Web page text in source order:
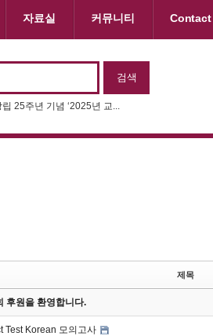
자료실 커뮤니티 Contact
25주년 기념 ‘2025년 교...
제목
후원을 환영합니다.
Test Korean 모의고사